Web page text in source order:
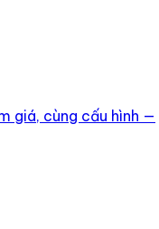
giá, cùng cấu hình —